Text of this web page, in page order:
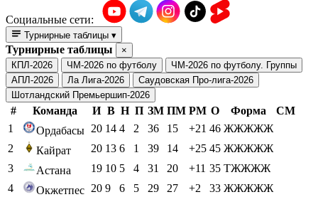
Социальные сети:
Турнирные таблицы ▾
Турнирные таблицы
×
КПЛ-2026
ЧМ-2026 по футболу
ЧМ-2026 по футболу. Группы
АПЛ-2026
Ла Лига-2026
Саудовская Про-лига-2026
Шотландский Премьершип-2026
# Команда И В Н П ЗМ ПМ РМ О Форма
СМ
1
Ордабасы 20 14 4 2 36 15 +21 46 ЖЖЖЖЖ
2
Кайрат 20 13 6 1 39 14 +25 45 ЖЖЖЖЖ
3
Астана 19 10 5 4 31 20 +11 35 ТЖЖЖЖ
4
Окжетпес 20 9 6 5 29 27 +2 33 ЖЖЖЖЖ